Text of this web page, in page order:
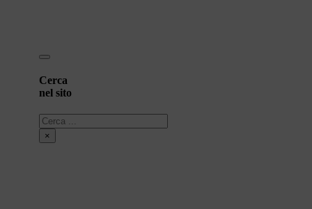
Cerca
nel sito
Cerca
×